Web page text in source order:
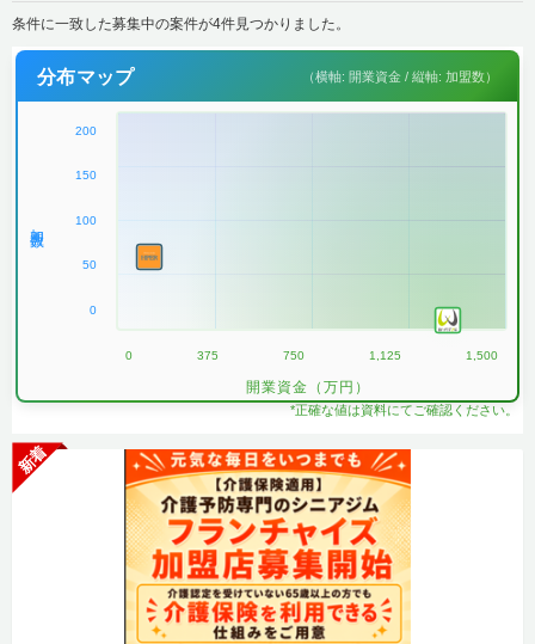
条件に一致した募集中の案件が4件見つかりました。
分布マップ （横軸: 開業資金 / 縦軸: 加盟数）
200
150
100
50
0
0 375 750 1,125 1,500
開業資金（万円）
*正確な値は資料にてご確認ください。
新着